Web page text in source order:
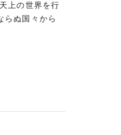
上の世界を行
らぬ国々から